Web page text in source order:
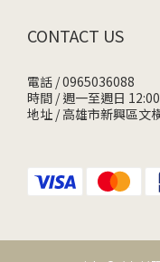
CONTACT US
電話 / 0965036088
時間 / 週一至週日
地址 / 高雄市新興區文